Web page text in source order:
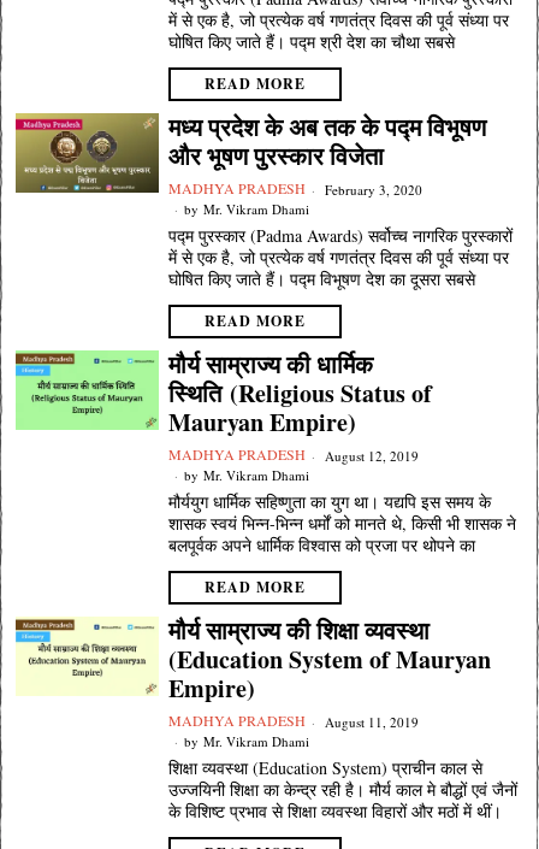
में से एक है, जो प्रत्येक वर्ष गणतंत्र दिवस की पूर्व संध्या पर
घोषित किए जाते हैं। पद्म श्री देश का चौथा सबसे
READ MORE
मध्य प्रदेश के अब तक के पद्म विभूषण
और भूषण पुरस्कार विजेता
MADHYA PRADESH
February 3, 2020
by Mr. Vikram Dhami
पद्म पुरस्कार (Padma Awards) सर्वोच्च नागरिक पुरस्कारों
में से एक है, जो प्रत्येक वर्ष गणतंत्र दिवस की पूर्व संध्या पर
घोषित किए जाते हैं। पद्म विभूषण देश का दूसरा सबसे
READ MORE
मौर्य साम्राज्य की धार्मिक
स्थिति (Religious Status of
Mauryan Empire)
MADHYA PRADESH
August 12, 2019
by Mr. Vikram Dhami
मौर्ययुग धार्मिक सहिष्णुता का युग था। यद्यपि इस समय के
शासक स्वयं भिन्न-भिन्न धर्मों को मानते थे, किसी भी शासक ने
बलपूर्वक अपने धार्मिक विश्वास को प्रजा पर थोपने का
READ MORE
मौर्य साम्राज्य की शिक्षा व्यवस्था
(Education System of Mauryan
Empire)
MADHYA PRADESH
August 11, 2019
by Mr. Vikram Dhami
शिक्षा व्यवस्था (Education System) प्राचीन काल से
उज्जयिनी शिक्षा का केन्द्र रही है। मौर्य काल मे बौद्धों एवं जैनों
के विशिष्ट प्रभाव से शिक्षा व्यवस्था विहारों और मठों में थीं।